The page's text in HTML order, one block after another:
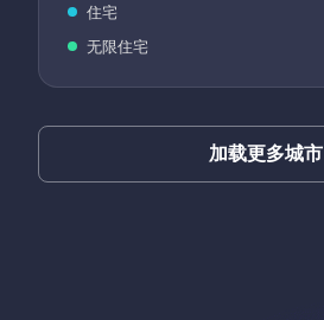
住宅
无限住宅
加载更多城市